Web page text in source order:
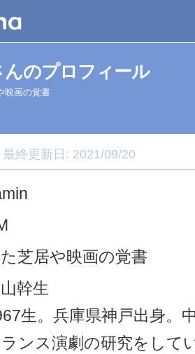
んのプロフィール
映画の覚書
最終更新日: 2021/09/20
芝居や映画の覚書
幹生
生。兵庫県神戸出身。
ンス演劇の研究をして